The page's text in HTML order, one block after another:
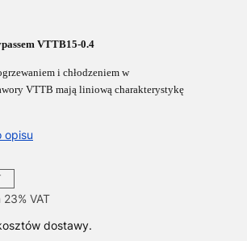
VTTB15-0.4
i chłodzeniem w
VTTB mają liniową charakterystykę
opisu
VAT
23% VAT
dostawy.